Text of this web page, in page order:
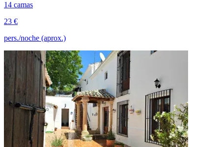
14 camas
23 €
pers./noche (aprox.)